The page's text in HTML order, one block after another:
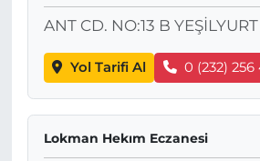
ANT CD. NO:13 B YEŞİLYURT
Yol Tarifi Al 0 (232) 256
Lokman Hekım Eczanesi